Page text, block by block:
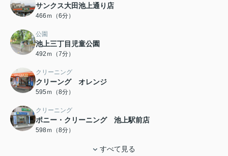
サンクス大田池上通り店
466ｍ（6分）
公園
池上三丁目児童公園
492ｍ（7分）
クリーニング
クリーング オレンジ
595ｍ（8分）
クリーニング
ポニー・クリーニング 池上駅前店
598ｍ（8分）
すべて見る